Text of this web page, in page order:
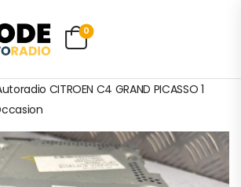
0
CITROEN C4 GRAND PICASSO 1